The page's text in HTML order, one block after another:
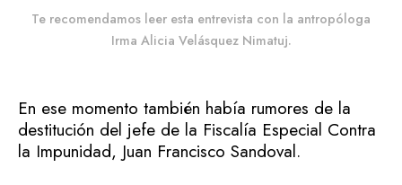
Te recomendamos leer esta entrevista con la antropóloga
Irma Alicia Velásquez Nimatuj.
En ese momento también había rumores de la
destitución del jefe de la Fiscalía Especial Contra
la Impunidad, Juan Francisco Sandoval.